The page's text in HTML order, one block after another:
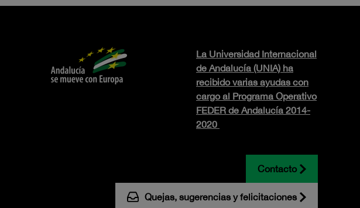
La Universidad Internacional
de Andalucía (UNIA) ha
recibido varias ayudas con
cargo al Programa Operativo
FEDER de Andalucía 2014-
2020
Contacto
Quejas, sugerencias y felicitaciones